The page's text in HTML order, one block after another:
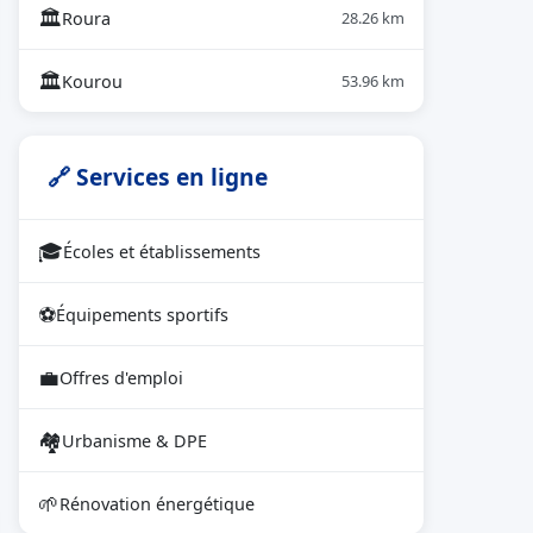
🏛Roura 28.26 km
🏛Kourou 53.96 km
🔗 Services en ligne
🎓Écoles et établissements
⚽Équipements sportifs
💼Offres d'emploi
🏘Urbanisme & DPE
🌱Rénovation énergétique